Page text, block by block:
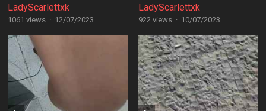
LadyScarlettxk
1061 views · 12/07/2023
LadyScarlettxk
922 views · 10/07/2023